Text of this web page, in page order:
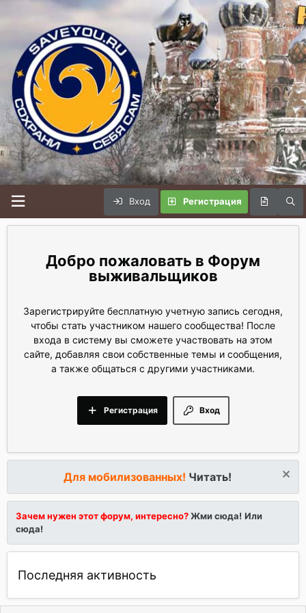
Вход Регистрация
Форум
выживальщиков
Зарегистрируйте бесплатную учетную запись сегодня,
чтобы стать участником нашего сообщества! После
входа в систему вы сможете участвовать на этом
сайте, добавляя свои собственные темы и сообщения,
а также общаться с другими участниками.
Вход
Регистрация
Для мобилизованных! Читать!
Зачем нужен этот форум, интересно?Жми сюда! Или
сюда!
Последняя активность